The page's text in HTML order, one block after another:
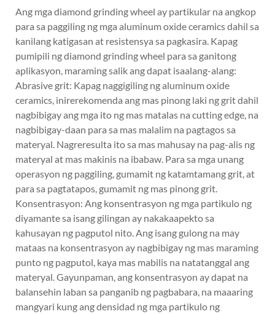
Ang mga diamond grinding wheel ay partikular na angkop
para sa paggiling ng mga aluminum oxide ceramics dahil sa
kanilang katigasan at resistensya sa pagkasira. Kapag
pumipili ng diamond grinding wheel para sa ganitong
aplikasyon, maraming salik ang dapat isaalang-alang:
Abrasive grit: Kapag naggigiling ng aluminum oxide
ceramics, inirerekomenda ang mas pinong laki ng grit dahil
nagbibigay ang mga ito ng mas matalas na cutting edge, na
nagbibigay-daan para sa mas malalim na pagtagos sa
materyal. Nagreresulta ito sa mas mahusay na pag-alis ng
materyal at mas makinis na ibabaw. Para sa mga unang
operasyon ng paggiling, gumamit ng katamtamang grit, at
para sa pagtatapos, gumamit ng mas pinong grit.
Konsentrasyon: Ang konsentrasyon ng mga partikulo ng
diyamante sa isang gilingan ay nakakaapekto sa
kahusayan ng pagputol nito. Ang isang gulong na may
mataas na konsentrasyon ay nagbibigay ng mas maraming
punto ng pagputol, kaya mas mabilis na natatanggal ang
materyal. Gayunpaman, ang konsentrasyon ay dapat na
balansehin laban sa panganib ng pagbabara, na maaaring
mangyari kung ang densidad ng mga partikulo ng